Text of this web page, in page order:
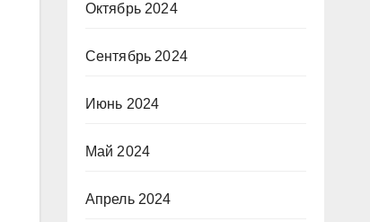
Октябрь 2024
Сентябрь 2024
Июнь 2024
Май 2024
Апрель 2024